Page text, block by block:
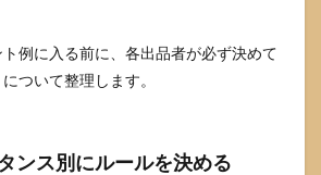
例に入る前に、各出品者が必ず決めて
ついて整理します。
ンス別にルールを決める